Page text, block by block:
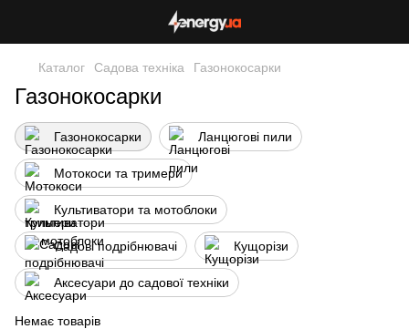
Каталог Садова техніка Газонокосарки
Газонокосарки
Газонокосарки Ланцюгові пили
Мотокоси та тримери
Культиватори та мотоблоки
Садові подрібнювачі Кущорізи
Аксесуари до садової техніки
Немає товарів